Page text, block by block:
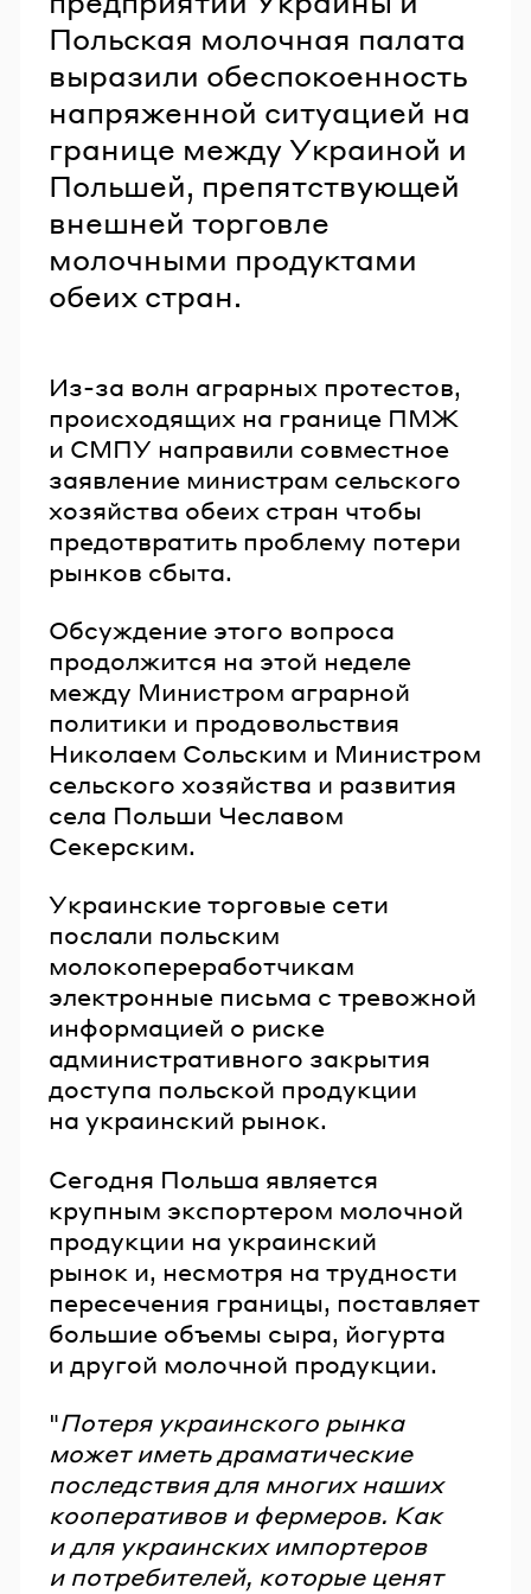
Польская молочная палата
выразили обеспокоенность
напряженной ситуацией на
границе между Украиной и
Польшей, препятствующей
внешней торговле
молочными продуктами
обеих стран.
Из-за волн аграрных протестов,
происходящих на границе ПМЖ
и СМПУ направили совместное
заявление министрам сельского
хозяйства обеих стран чтобы
предотвратить проблему потери
рынков сбыта.
Обсуждение этого вопроса
продолжится на этой неделе
между Министром аграрной
политики и продовольствия
Николаем Сольским и Министром
сельского хозяйства и развития
села Польши Чеславом
Секерским.
Украинские торговые сети
послали польским
молокопереработчикам
электронные письма с тревожной
информацией о риске
административного закрытия
доступа польской продукции
на украинский рынок.
Сегодня Польша является
крупным экспортером молочной
продукции на украинский
рынок и, несмотря на трудности
пересечения границы, поставляет
большие объемы сыра, йогурта
и другой молочной продукции.
"Потеря украинского рынка
может иметь драматические
последствия для многих наших
кооперативов и фермеров. Как
и для украинских импортеров
и потребителей, которые ценят